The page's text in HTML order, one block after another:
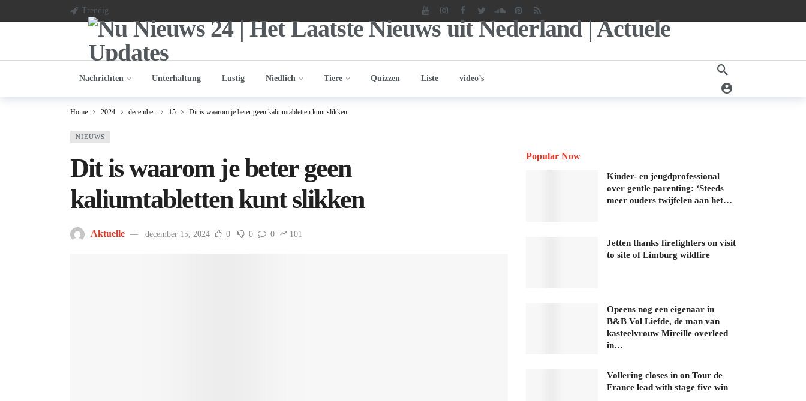
Trendig
Nachrichten Unterhaltung Lustig Niedlich Tiere Quizzen Liste video’s
Home 2024 december 15 Dit is waarom je beter geen kaliumtabletten kunt slikken
NIEUWS
Dit is waarom je beter geen
kaliumtabletten kunt slikken
Aktuelle december 15, 2024 0 0 0 101
Popular Now
Kinder- en jeugdprofessional
over gentle parenting: ‘Steeds
meer ouders twijfelen aan het…
Jetten thanks firefighters on visit
to site of Limburg wildfire
Opeens nog een eigenaar in
B&B Vol Liefde, de man van
kasteelvrouw Mireille overleed
in…
Vollering closes in on Tour de
France lead with stage five win